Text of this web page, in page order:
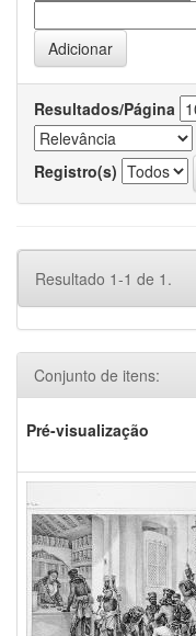
Resultados/Página
Registro(s)
Resultado 1-1 de 1.
Conjunto de itens:
Pré-visualização